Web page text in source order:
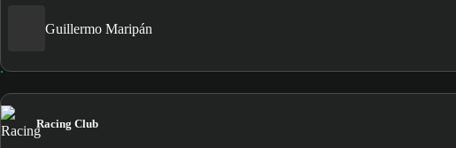
Guillermo Maripán
Racing Club